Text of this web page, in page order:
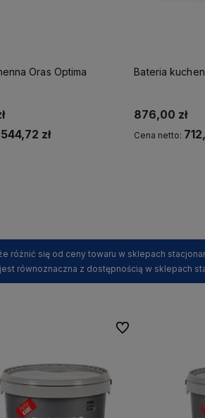
Oras Optima
544,72 zł
Bateria
876,00 zł
Cena netto:
różnić się od ceny towaru w sklepach
równoznaczna z dostępnością w sklepach
Do ulubionych